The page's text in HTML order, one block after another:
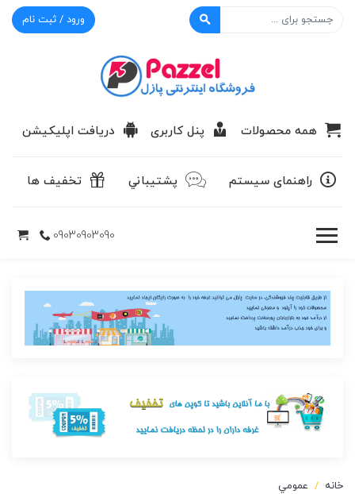
ورود / ثبت نام
همه محصولات پنل کاربری دریافت اپلیکیشن
راهنمای سیستم پشتيباني تخفیف ها
09030903090
خانه
عمومي